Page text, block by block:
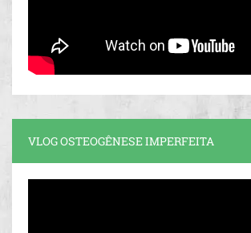
VLOG OSTEOGÊNESE IMPERFEITA